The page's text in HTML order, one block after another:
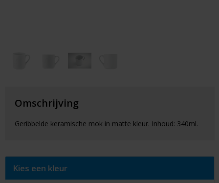
Omschrijving
Geribbelde keramische mok in matte kleur. Inhoud: 340ml.
Kies een kleur